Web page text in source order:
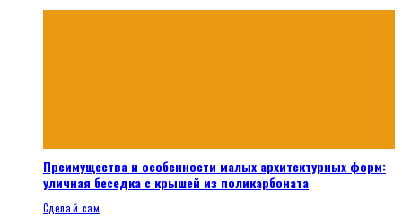
Преимущества и особенности малых архитектурных форм:
уличная беседка с крышей из поликарбоната
Сделай сам